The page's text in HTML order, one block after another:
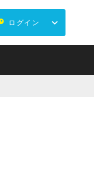
ログイン